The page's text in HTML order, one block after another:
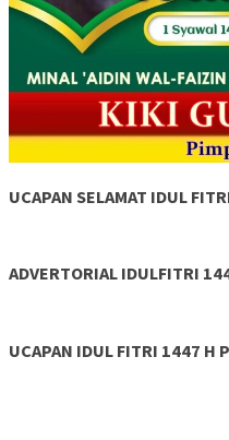
UCAPAN SELAMAT IDUL
ADVERTORIAL IDULFITRI
UCAPAN IDUL FITRI 1447 H